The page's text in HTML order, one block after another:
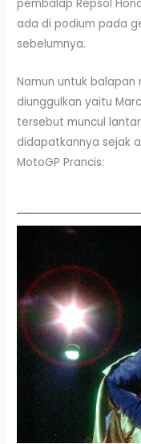
pembalap Repsol
ada di podium pada
sebelumnya.
Namun untuk
diunggulkan yaitu
tersebut muncul
didapatkannya sejak
MotoGP Prancis: